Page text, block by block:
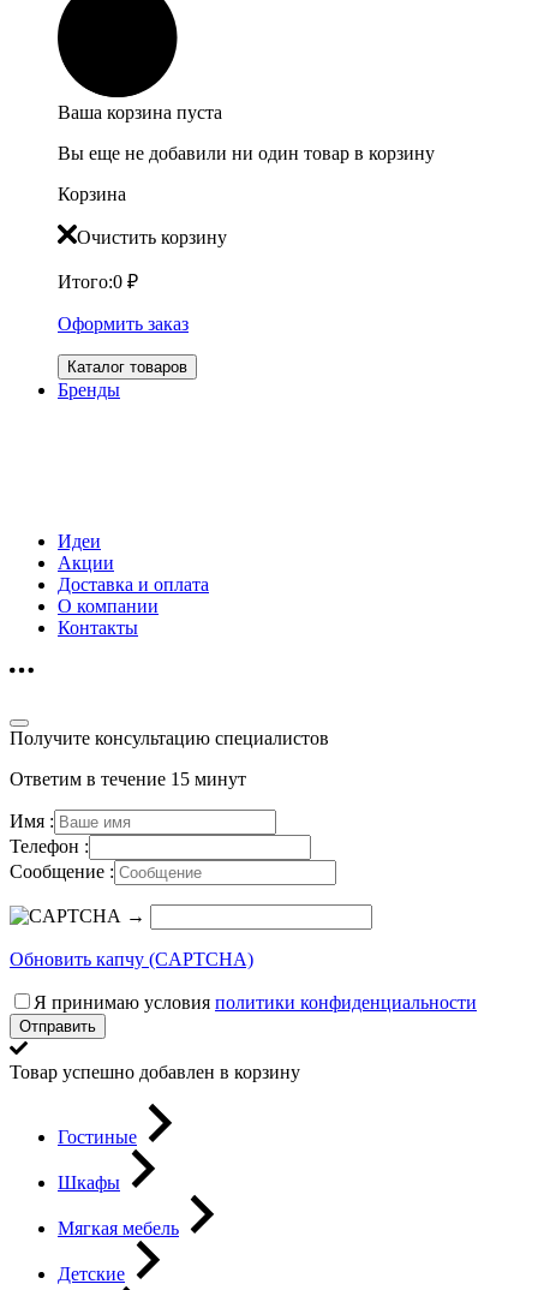
Ваша корзина пуста
Вы еще не добавили ни один товар в корзину
Корзина
Очистить корзину
Итого:0 ₽
Оформить заказ
Каталог товаров
Бренды
Идеи
Акции
Доставка и оплата
О компании
Контакты
Получите консультацию специалистов
Ответим в течение 15 минут
Имя :
Телефон :
Сообщение :
→
Обновить капчу (CAPTCHA)
Я принимаю условия политики конфиденциальности
Отправить
Товар успешно добавлен в корзину
Гостиные
Шкафы
Мягкая мебель
Детские